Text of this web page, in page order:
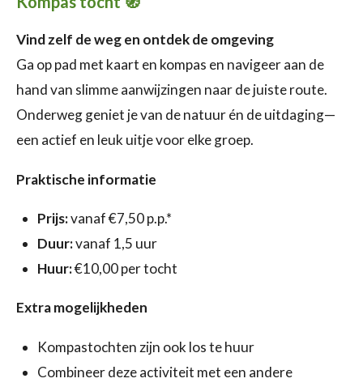
Vind zelf de weg en ontdek de omgeving
Ga op pad met kaart en kompas en navigeer aan de
hand van slimme aanwijzingen naar de juiste route.
Onderweg geniet je van de natuur én de uitdaging—
een actief en leuk uitje voor elke groep.
Praktische informatie
Prijs:vanaf €7,50 p.p.*
Duur:vanaf 1,5 uur
Huur:€10,00 per tocht
Extra mogelijkheden
Kompastochten zijn ook los te huur
Combineer deze activiteit met een andere